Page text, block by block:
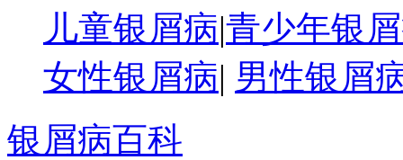
儿童银屑病|青少年银
女性银屑病| 男性银屑
银屑病百科